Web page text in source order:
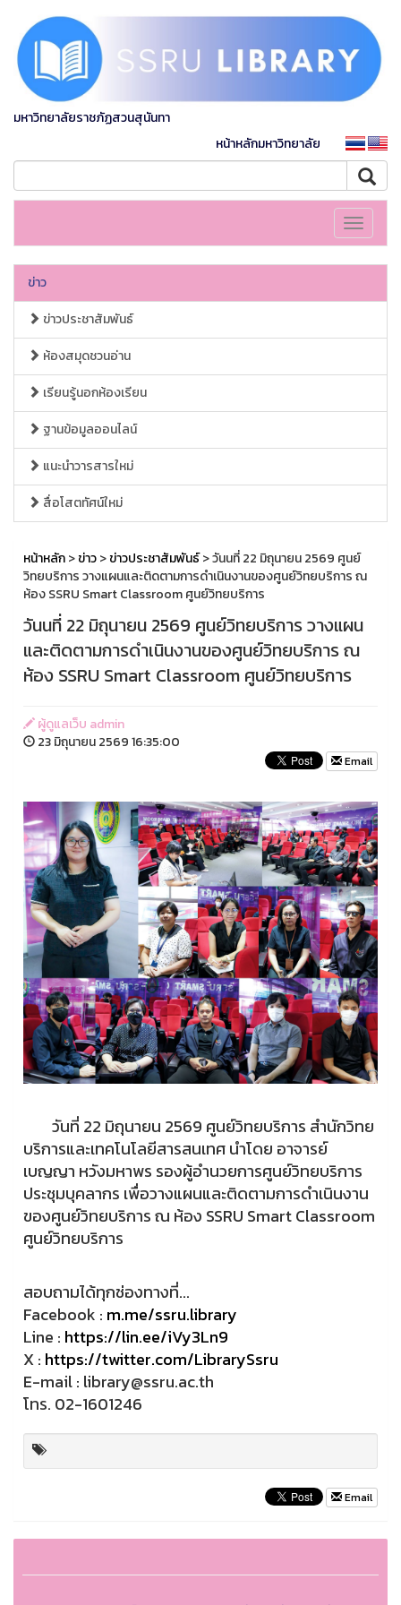
มหาวิทยาลัยราชภัฏสวนสุนันทา
หน้าหลักมหาวิทยาลัย
Toggle
ข่าว
ข่าวประชาสัมพันธ์
ห้องสมุดชวนอ่าน
เรียนรู้นอกห้องเรียน
ฐานข้อมูลออนไลน์
แนะนำวารสารใหม่
สื่อโสตทัศน์ใหม่
หน้าหลัก>ข่าว>ข่าวประชาสัมพันธ์> วันนที่ 22 มิถุนายน 2569 ศูนย์
วิทยบริการ วางแผนและติดตามการดำเนินงานของศูนย์วิทยบริการ ณ
ห้อง SSRU Smart Classroom ศูนย์วิทยบริการ
วันนที่ 22 มิถุนายน 2569 ศูนย์วิทยบริการ วางแผน
และติดตามการดำเนินงานของศูนย์วิทยบริการ ณ
ห้อง SSRU Smart Classroom ศูนย์วิทยบริการ
ผู้ดูแลเว็บ admin
23 มิถุนายน 2569 16:35:00
Email
วันที่ 22 มิถุนายน 2569 ศูนย์วิทยบริการ สำนักวิทย
บริการและเทคโนโลยีสารสนเทศ นำโดย อาจารย์
เบญญา หวังมหาพร รองผู้อำนวยการศูนย์วิทยบริการ
ประชุมบุคลากร เพื่อวางแผนและติดตามการดำเนินงาน
ของศูนย์วิทยบริการ ณ ห้อง SSRU Smart Classroom
ศูนย์วิทยบริการ
สอบถามได้ทุกช่องทางที่...
Facebook : m.me/ssru.library
Line : https://lin.ee/iVy3Ln9
X : https://twitter.com/LibrarySsru
E-mail : library@ssru.ac.th
โทร. 02-1601246
Email